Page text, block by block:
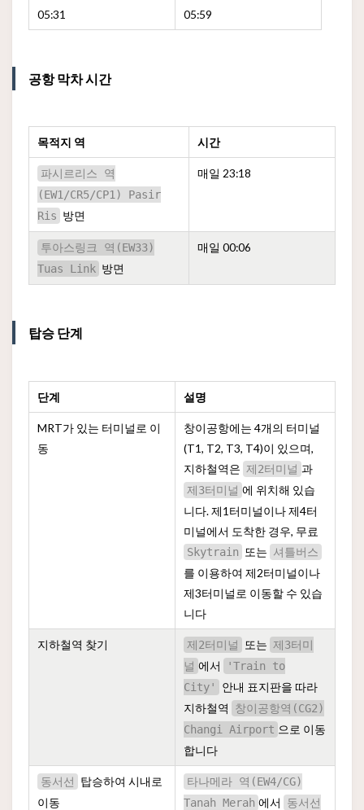
05:31 05:59
공항 막차 시간
목적지 역 시간
파시르리스 역
(EW1/CR5/CP1) Pasir
Ris 방면
매일 23:18
투아스링크 역(EW33)
Tuas Link 방면
매일 00:06
탑승 단계
단계 설명
MRT가 있는 터미널로 이
동
창이공항에는 4개의 터미널
(T1, T2, T3, T4)이 있으며,
지하철역은 제2터미널 과
제3터미널 에 위치해 있습
니다. 제1터미널이나 제4터
미널에서 도착한 경우, 무료
Skytrain 또는 셔틀버스
를 이용하여 제2터미널이나
제3터미널로 이동할 수 있습
니다
지하철역 찾기 제2터미널 또는 제3터미
널 에서
'Train to
City'
안내 표지판을 따라
지하철역
창이공항역(CG2)
Changi Airport 으로 이동
합니다
동서선
탑승하여 시내로
이동
타나메라 역(EW4/CG)
Tanah Merah 에서
동서선